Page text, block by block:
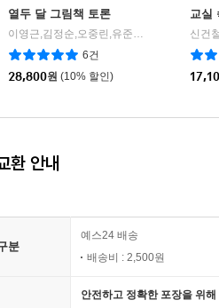
열두 달 그림책 토론
이영근,김정순,오중린,유준희,이세영,조예지,최보영,최정현 공저
6건
28,800원 (10% 할인)
교실
신건
환 안내
분
예스24 배송
배송비 : 2,500원
안전하고 정확한 포장을 위